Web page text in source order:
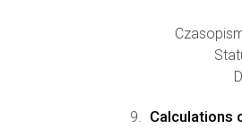
Calculations